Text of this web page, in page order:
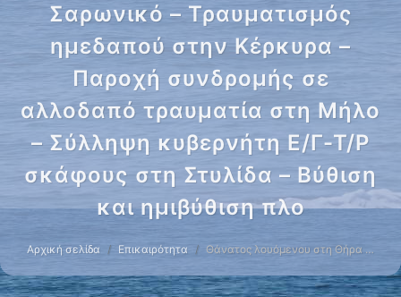
Σαρωνικό – Τραυματισμός
ημεδαπού στην Κέρκυρα –
Παροχή συνδρομής σε
αλλοδαπό τραυματία στη Μήλο
– Σύλληψη κυβερνήτη Ε/Γ-Τ/Ρ
σκάφους στη Στυλίδα – Βύθιση
και ημιβύθιση πλο
Αρχική σελίδα Επικαιρότητα Θάνατος λουόμενου στη Θήρα …